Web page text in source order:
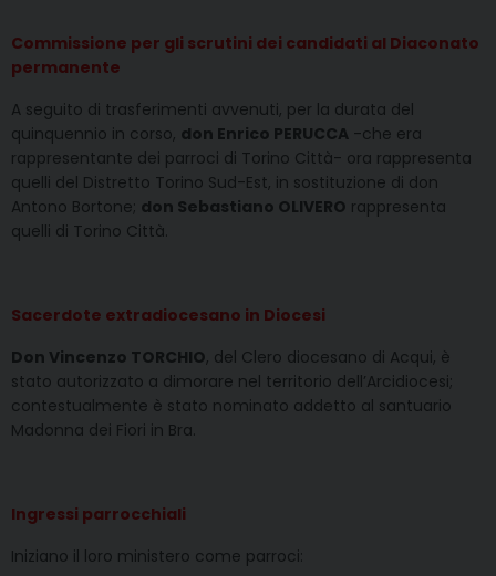
Commissione per gli scrutini dei candidati al Diaconato
permanente
A seguito di trasferimenti avvenuti, per la durata del
quinquennio in corso, don Enrico PERUCCA -che era
rappresentante dei parroci di Torino Città- ora rappresenta
quelli del Distretto Torino Sud-Est, in sostituzione di don
Antono Bortone; don Sebastiano OLIVERO rappresenta
quelli di Torino Città.
Sacerdote extradiocesano in Diocesi
Don Vincenzo TORCHIO, del Clero diocesano di Acqui, è
stato autorizzato a dimorare nel territorio dell’Arcidiocesi;
contestualmente è stato nominato addetto al santuario
Madonna dei Fiori in Bra.
Ingressi parrocchiali
Iniziano il loro ministero come parroci: